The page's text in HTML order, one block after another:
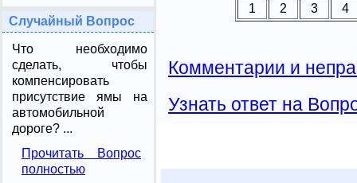
Случайный Вопрос
Что необходимо
сделать, чтобы
компенсировать
присутствие ямы на
автомобильной
дороге? ...
Прочитать Вопрос
полностью
1 2 3 4
Комментарии и
Узнать ответ на